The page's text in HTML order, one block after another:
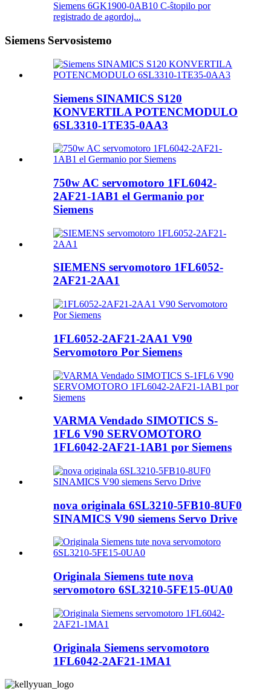
Siemens 6GK1900-0AB10 C-ŝtopilo por
registrado de agordoj...
Siemens Servosistemo
Siemens SINAMICS S120
KONVERTILA POTENCMODULO
6SL3310-1TE35-0AA3
750w AC servomotoro 1FL6042-
2AF21-1AB1 el Germanio por
Siemens
SIEMENS servomotoro 1FL6052-
2AF21-2AA1
1FL6052-2AF21-2AA1 V90
Servomotoro Por Siemens
VARMA Vendado SIMOTICS S-
1FL6 V90 SERVOMOTORO
1FL6042-2AF21-1AB1 por Siemens
nova originala 6SL3210-5FB10-8UF0
SINAMICS V90 siemens Servo Drive
Originala Siemens tute nova
servomotoro 6SL3210-5FE15-0UA0
Originala Siemens servomotoro
1FL6042-2AF21-1MA1